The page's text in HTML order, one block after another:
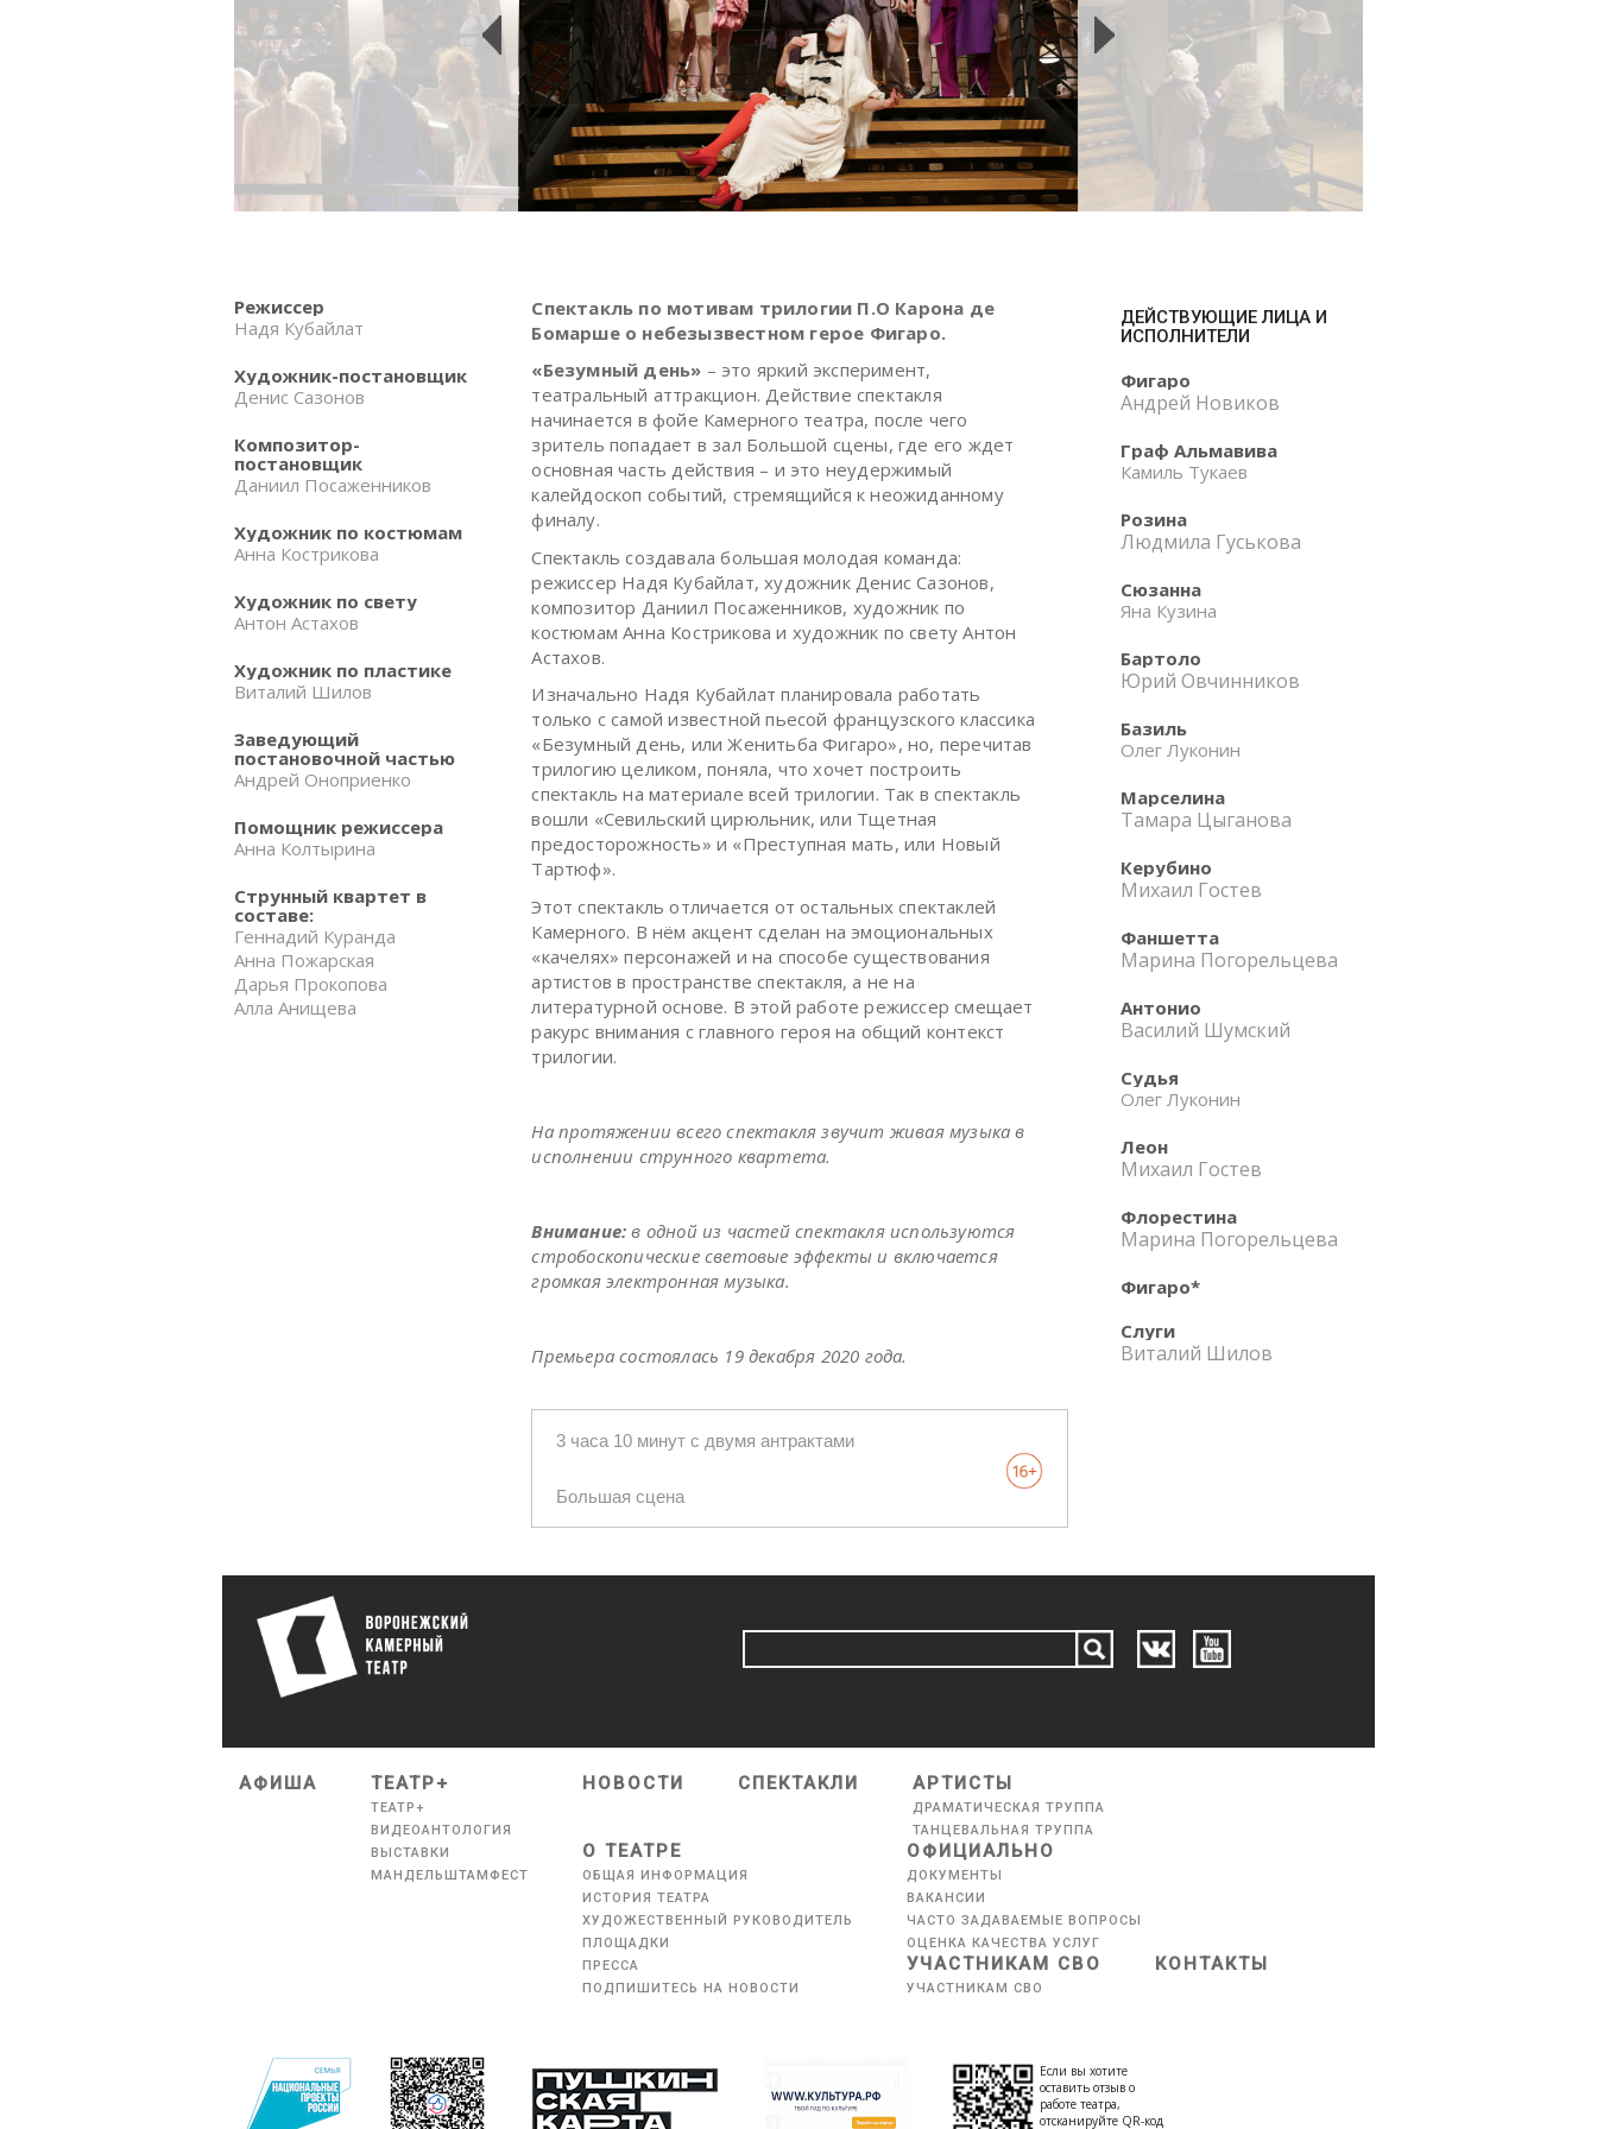
Режиссер
Надя Кубайлат
Художник-постановщик
Денис Сазонов
Композитор-
постановщик
Даниил Посаженников
Художник по костюмам
Анна Кострикова
Художник по свету
Антон Астахов
Художник по пластике
Виталий Шилов
Заведующий
постановочной частью
Андрей Оноприенко
Помощник режиссера
Анна Колтырина
Струнный квартет в
составе:
Геннадий Куранда
Анна Пожарская
Дарья Прокопова
Алла Анищева
Спектакль по мотивам трилогии П.О Карона де
Бомарше о небезызвестном герое Фигаро.
«Безумный день» – это яркий эксперимент,
театральный аттракцион. Действие спектакля
начинается в фойе Камерного театра, после чего
зритель попадает в зал Большой сцены, где его ждет
основная часть действия – и это неудержимый
калейдоскоп событий, стремящийся к неожиданному
финалу.
Спектакль создавала большая молодая команда:
режиссер Надя Кубайлат, художник Денис Сазонов,
композитор Даниил Посаженников, художник по
костюмам Анна Кострикова и художник по свету Антон
Астахов.
Изначально Надя Кубайлат планировала работать
только с самой известной пьесой французского классика
«Безумный день, или Женитьба Фигаро», но, перечитав
трилогию целиком, поняла, что хочет построить
спектакль на материале всей трилогии. Так в спектакль
вошли «Севильский цирюльник, или Тщетная
предосторожность» и «Преступная мать, или Новый
Тартюф».
Этот спектакль отличается от остальных спектаклей
Камерного. В нём акцент сделан на эмоциональных
«качелях» персонажей и на способе существования
артистов в пространстве спектакля, а не на
литературной основе. В этой работе режиссер смещает
ракурс внимания с главного героя на общий контекст
трилогии.
На протяжении всего спектакля звучит живая музыка в
исполнении струнного квартета.
Внимание:в одной из частей спектакля используются
стробоскопические световые эффекты и включается
громкая электронная музыка.
Премьера состоялась 19 декабря 2020 года.
3 часа 10 минут с двумя антрактами
Большая сцена
ДЕЙСТВУЮЩИЕ ЛИЦА И
ИСПОЛНИТЕЛИ
Фигаро
Андрей Новиков
Граф Альмавива
Камиль Тукаев
Розина
Людмила Гуськова
Сюзанна
Яна Кузина
Бартоло
Юрий Овчинников
Базиль
Олег Луконин
Марселина
Тамара Цыганова
Керубино
Михаил Гостев
Фаншетта
Марина Погорельцева
Антонио
Василий Шумский
Судья
Олег Луконин
Леон
Михаил Гостев
Флорестина
Марина Погорельцева
Фигаро*
Слуги
Виталий Шилов
АФИША ТЕАТР+
ТЕАТР+
ВИДЕОАНТОЛОГИЯ
ВЫСТАВКИ
МАНДЕЛЬШТАМФЕСТ
НОВОСТИ СПЕКТАКЛИ АРТИСТЫ
ДРАМАТИЧЕСКАЯ ТРУППА
ТАНЦЕВАЛЬНАЯ ТРУППА
О ТЕАТРЕ
ОБЩАЯ ИНФОРМАЦИЯ
ИСТОРИЯ ТЕАТРА
ХУДОЖЕСТВЕННЫЙ РУКОВОДИТЕЛЬ
ПЛОЩАДКИ
ПРЕССА
ПОДПИШИТЕСЬ НА НОВОСТИ
ОФИЦИАЛЬНО
ДОКУМЕНТЫ
ВАКАНСИИ
ЧАСТО ЗАДАВАЕМЫЕ ВОПРОСЫ
ОЦЕНКА КАЧЕСТВА УСЛУГ
УЧАСТНИКАМ СВО
УЧАСТНИКАМ СВО
КОНТАКТЫ
Если вы хотите
оставить отзыв о
работе театра,
отсканируйте QR-код